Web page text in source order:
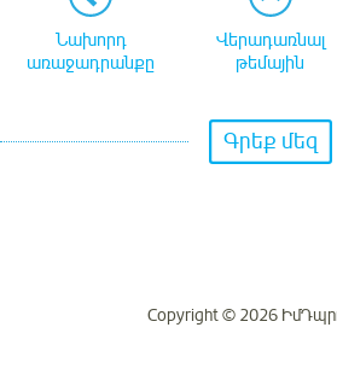
Նախորդ
առաջադրանքը
Վերադառնալ
թեմային
Գրեք մեզ
Copyright © 2026